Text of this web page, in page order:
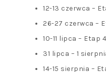
12-13 czerwca –
26-27 czerwca –
10-11 lipca – Etap
31 lipca – 1
14-15 sierpnia –